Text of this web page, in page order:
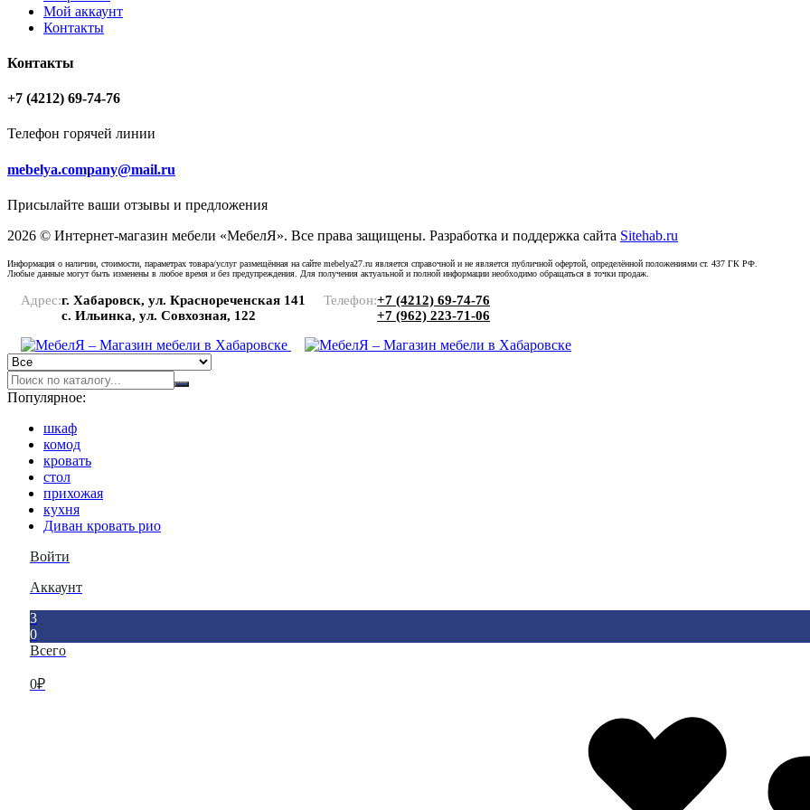
Мой аккаунт
Контакты
Контакты
+7 (4212) 69-74-76
Телефон горячей линии
mebelya.company@mail.ru
Присылайте ваши отзывы и предложения
2026 © Интернет-магазин мебели «МебелЯ». Все права защищены. Разработка и поддержка сайта Sitehab.ru
Информация о наличии, стоимости, параметрах товара/услуг размещённая на сайте mebelya27.ru является справочной и не является публичной офертой, определённой положениями ст. 437 ГК РФ.
Любые данные могут быть изменены в любое время и без предупреждения. Для получения актуальной и полной информации необходимо обращаться в точки продаж.
Адрес:г. Хабаровск, ул. Краснореченская 141
с. Ильинка, ул. Совхозная, 122
Телефон:+7 (4212) 69-74-76
+7 (962) 223-71-06
Популярное:
шкаф
комод
кровать
стол
прихожая
кухня
Диван кровать рио
Войти
Аккаунт
3
0
Всего
0₽